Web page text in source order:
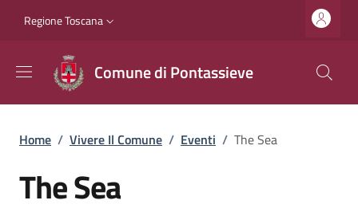
Slim top
Regione Toscana
Comune di Pontassieve
Briciole di pane
Home / Vivere Il Comune / Eventi / The Sea
The Sea